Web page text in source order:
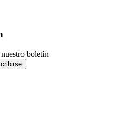
boletín